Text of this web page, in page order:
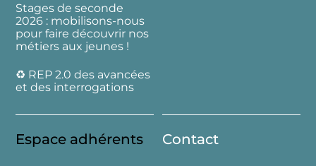
Stages de seconde
2026 : mobilisons-nous
pour faire découvrir nos
métiers aux jeunes !
♻️ REP 2.0 des avancées
et des interrogations
Espace adhérents Contact